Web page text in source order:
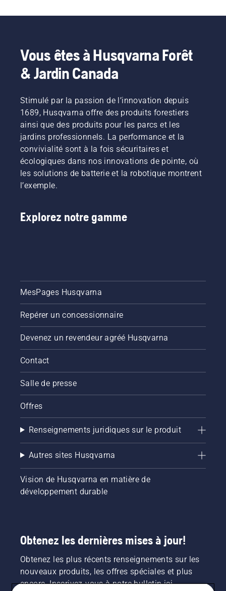
Vous êtes à Husqvarna Forêt
& Jardin Canada
Stimulé par la passion de l’innovation depuis
1689, Husqvarna offre des produits forestiers
ainsi que des produits pour les parcs et les
jardins professionnels. La performance et la
convivialité sont à la fois sécuritaires et
écologiques dans nos innovations de pointe, où
les solutions de batterie et la robotique montrent
l’exemple.
Explorez notre gamme
MesPages Husqvarna
Repérer un concessionnaire
Devenez un revendeur agréé Husqvarna
Contact
Salle de presse
Offres
Renseignements juridiques sur le produit
Autres sites Husqvarna
Vision de Husqvarna en matière de
développement durable
Obtenez les dernières mises à jour!
Obtenez les plus récents renseignements sur les
nouveaux produits, les offres spéciales et plus
encore. Inscrivez-vous à notre bulletin ici.